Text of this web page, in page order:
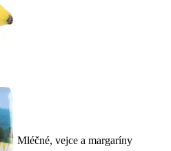
Mléčné, vejce a margaríny